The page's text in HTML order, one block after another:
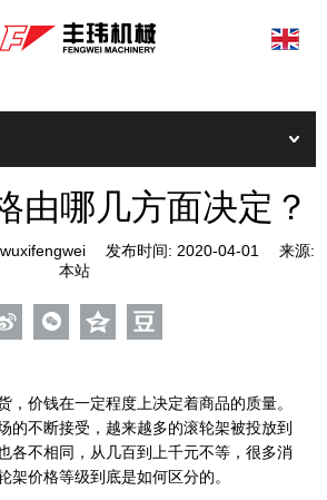
由哪几方面决定？
wuxifengwei 发布时间: 2020-04-01
来源:
本站
，价钱在一定程度上决定着商品的质量。
的不断接受，越来越多的滚轮架被投放到
各不相同，从几百到上千元不等，很多消
架价格等级到底是如何区分的。